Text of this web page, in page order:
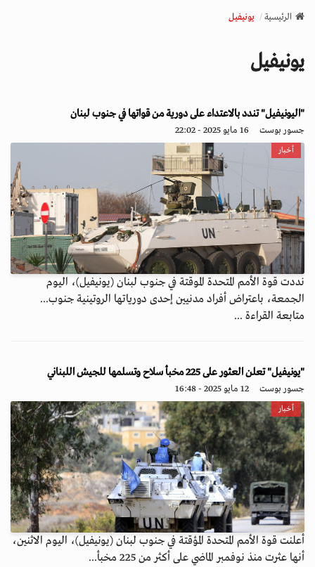
v
a
o
n
الرئيسية يونيفيل
يونيفيل
"اليونيفيل" تندد بالاعتداء على دورية من قواتها في جنوب لبنان
جسور بوست 16 مايو 2025 - 22:02
أخبار
نددت قوة الأمم المتحدة الموقتة في جنوب لبنان (يونيفيل)، اليوم
الجمعة، باعتراض أفراد مدنيين إحدى دورياتها الروتينية جنوب...
متابعة القراءة ...
"يونيفيل" تعلن العثور على 225 مخبأ سلاح وتسلمها للجيش اللبناني
جسور بوست 12 مايو 2025 - 16:48
أخبار
أعلنت قوة الأمم المتحدة المؤقتة في جنوب لبنان (يونيفيل)، اليوم الاثنين،
أنها عثرت منذ نوفمبر الماضي على أكثر من 225 مخبأ...